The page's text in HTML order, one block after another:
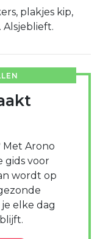
plakjes kip,
Alsjeblieft.
Met Arono
gids voor
wordt op
elke dag